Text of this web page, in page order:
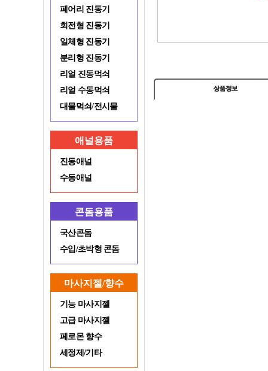
페어리 진동기
회전형 진동기
일체형 진동기
분리형 진동기
리얼 진동먹쇠
리얼 수동먹쇠
대물먹쇠/전시물
애널용품
진동애널
수동애널
콘돔용품
국산콘돔
수입/초박형 콘돔
마사지젤/향수
기능 마사지젤
고급 마사지젤
페로몬 향수
세정제/기타